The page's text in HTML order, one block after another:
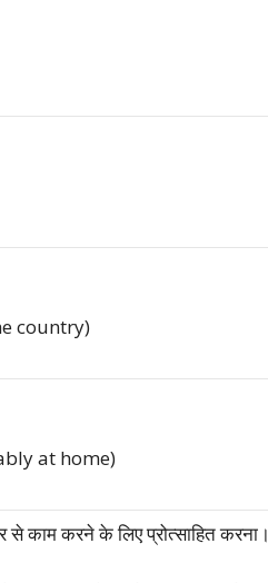
country)
at home)
से काम करने के लिए प्रोत्साहित करना।